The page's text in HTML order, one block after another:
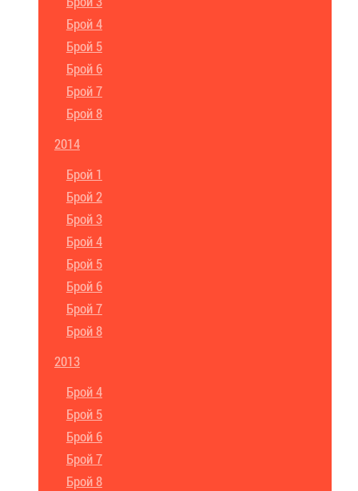
Брой 4
Брой 5
Брой 6
Брой 7
Брой 8
2014
Брой 1
Брой 2
Брой 3
Брой 4
Брой 5
Брой 6
Брой 7
Брой 8
2013
Брой 4
Брой 5
Брой 6
Брой 7
Брой 8